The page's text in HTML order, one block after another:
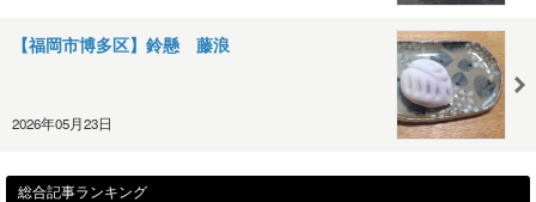
【福岡市博多区】鈴懸 藤浪
2026年05月23日
総合記事ランキング